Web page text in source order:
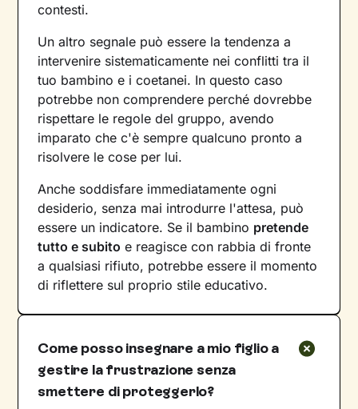
contesti.
Un altro segnale può essere la tendenza a
intervenire sistematicamente nei conflitti tra il
tuo bambino e i coetanei. In questo caso
potrebbe non comprendere perché dovrebbe
rispettare le regole del gruppo, avendo
imparato che c'è sempre qualcuno pronto a
risolvere le cose per lui.
Anche soddisfare immediatamente ogni
desiderio, senza mai introdurre l'attesa, può
essere un indicatore. Se il bambino pretende
tutto e subito e reagisce con rabbia di fronte
a qualsiasi rifiuto, potrebbe essere il momento
di riflettere sul proprio stile educativo.
Come posso insegnare a mio figlio a
gestire la frustrazione senza
smettere di proteggerlo?